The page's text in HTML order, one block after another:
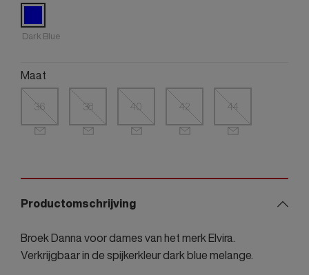
Dark Blue
Maat
36 38 40 42 44
Productomschrijving
Broek Danna voor dames van het merk Elvira.
Verkrijgbaar in de spijkerkleur dark blue melange.